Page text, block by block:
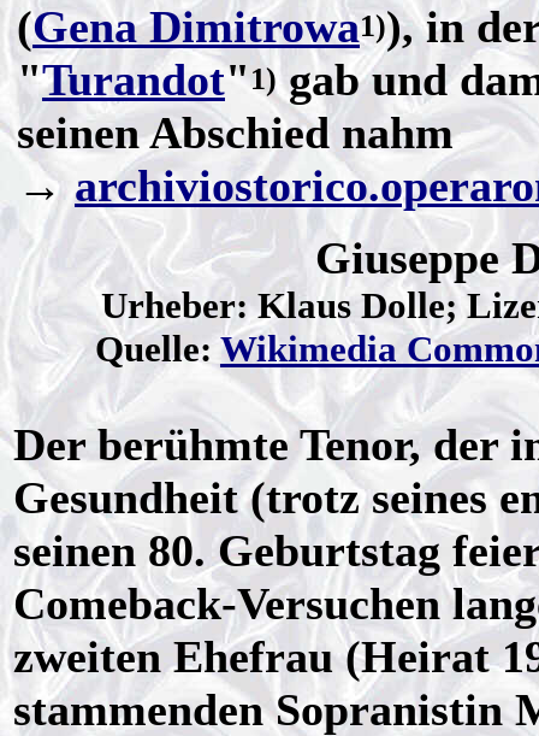
(Gena Dimitrowa1)), in
"Turandot"1)gab und
seinen Abschied nahm
→
Giuseppe
Urheber: Klaus Dolle;
Quelle: Wikimedia
Der berühmte Tenor, der
Gesundheit (trotz seines
seinen 80. Geburtstag
Comeback-Versuchen
zweiten Ehefrau (Heirat
stammenden Sopranistin